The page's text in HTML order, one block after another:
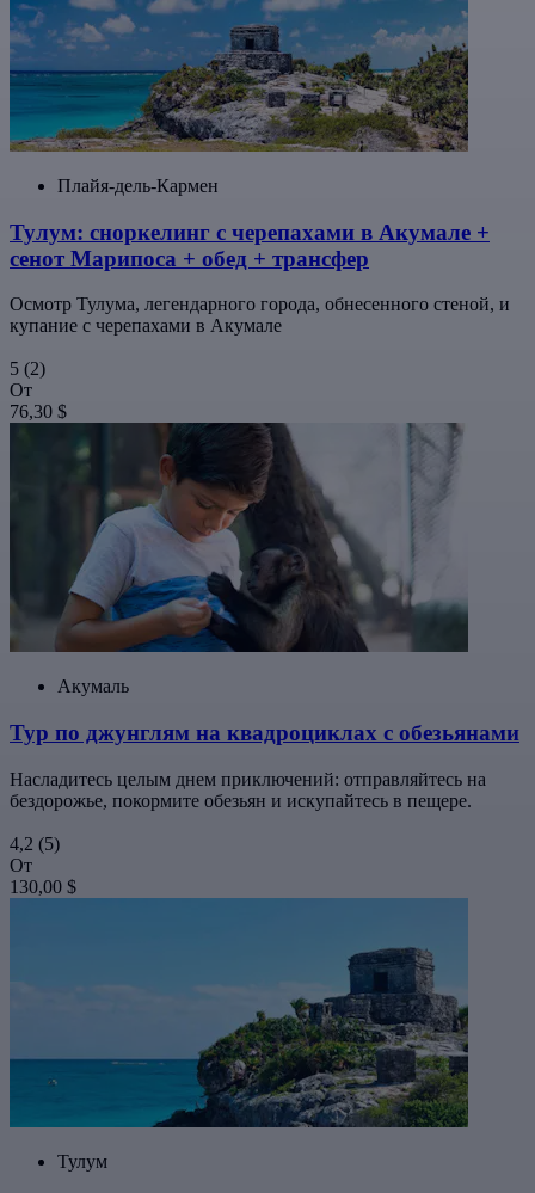
Плайя-дель-Кармен
Тулум: сноркелинг с черепахами в Акумале +
сенот Марипоса + обед + трансфер
Осмотр Тулума, легендарного города, обнесенного стеной, и
купание с черепахами в Акумале
5 (2)
От
76,30 $
Акумаль
Тур по джунглям на квадроциклах с обезьянами
Насладитесь целым днем приключений: отправляйтесь на
бездорожье, покормите обезьян и искупайтесь в пещере.
4,2 (5)
От
130,00 $
Тулум